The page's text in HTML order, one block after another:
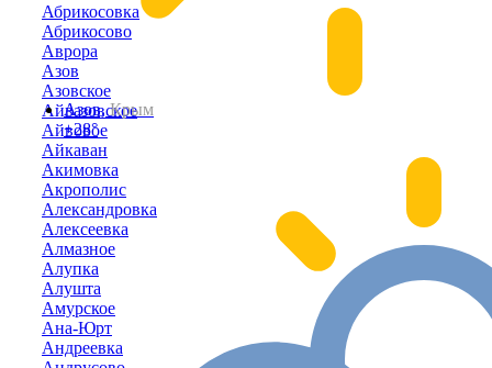
Азов,Крым
+28°
Абрикосовка
Абрикосово
Аврора
Азов
Азовское
Айвазовское
Айвовое
Айкаван
Акимовка
Акрополис
Александровка
Алексеевка
Алмазное
Алупка
Алушта
Амурское
Ана-Юрт
Андреевка